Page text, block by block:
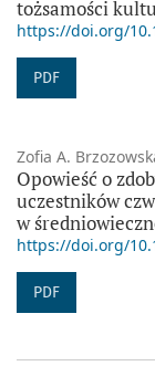
tożsamości
https://doi.org/
PDF
Zofia A.
Opowieść o
uczestników
w
https://doi.org/
PDF